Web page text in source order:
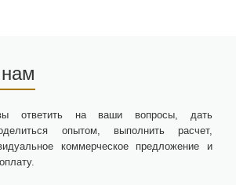
ответить на ваши вопросы, дать
опытом, выполнить расчет,
коммерческое предложение и